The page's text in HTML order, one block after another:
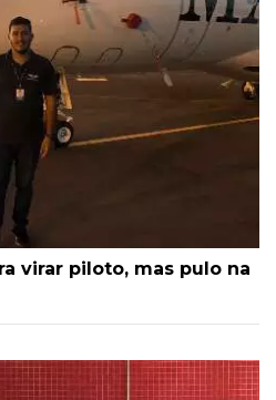
virar piloto, mas pulo na